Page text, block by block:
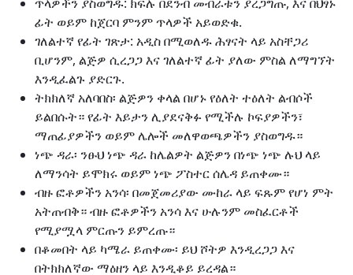
ፊት ወይም ከጀርባ ምንም ጥላዎች አይወድቁ.
ገለልተኛ የፊት ገጽታ: አዲስ በሚወለዱ ሕፃናት ላይ አስቸጋሪ
ቢሆንም, ልጅዎ ሲረጋጋ እና ገለልተኛ ፊት ያለው ምስል ለማግኘት
እንዲፈልጉ ያድርጉ.
ትክክለኛ አለባበስ፡ ልጅዎን ቀላል በሆኑ የዕለት ተዕለት ልብሶች
ይልበሱት። የፊት እይታን ሊያደናቅፉ የሚችሉ ኮፍያዎችን፣
ማጠፊያዎችን ወይም ሌሎች መለዋወጫዎችን ያስወግዱ።
ነጭ ዳራ፡ ንፁህ ነጭ ዳራ ከሌልዎት ልጅዎን በነጭ ነጭ ሉህ ላይ
ለማንሳት ይሞክሩ ወይም ነጭ ፖስተር ሰሌዳ ይጠቀሙ።
ብዙ ፎቶዎችን አንሳ፡ በመጀመሪያው ሙከራ ላይ ፍጹም የሆነ ምት
አትጠብቅ። ብዙ ፎቶዎችን አንሳ እና ሁሉንም መስፈርቶች
የሚያሟላ ምርጡን ይምረጡ።
በቆመበት ላይ ካሜራ ይጠቀሙ፡ ይህ ሾትዎ እንዲረጋጋ እና
በትክክለኛው ማዕዘን ላይ እንዲቆይ ይረዳል።